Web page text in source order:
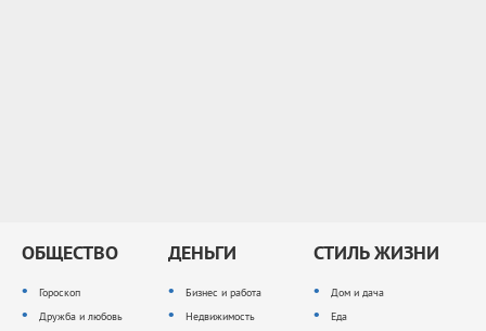
ОБЩЕСТВО
Гороскоп
Дружба и любовь
ДЕНЬГИ
Бизнес и работа
Недвижимость
СТИЛЬ ЖИЗНИ
Дом и дача
Еда